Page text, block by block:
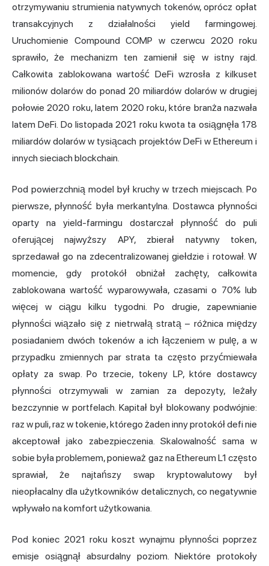
otrzymywaniu strumienia natywnych tokenów, oprócz opłat
transakcyjnych z działalności yield farmingowej.
Uruchomienie Compound COMP w czerwcu 2020 roku
sprawiło, że mechanizm ten zamienił się w istny rajd.
Całkowita zablokowana wartość DeFi wzrosła z kilkuset
milionów dolarów do ponad 20 miliardów dolarów w drugiej
połowie 2020 roku, latem 2020 roku, które branża nazwała
latem DeFi. Do listopada 2021 roku kwota ta osiągnęła 178
miliardów dolarów w tysiącach projektów DeFi w Ethereum i
innych sieciach blockchain.
Pod powierzchnią model był kruchy w trzech miejscach. Po
pierwsze, płynność była merkantylna. Dostawca płynności
oparty na yield-farmingu dostarczał płynność do puli
oferującej najwyższy APY, zbierał natywny token,
sprzedawał go na zdecentralizowanej giełdzie i rotował. W
momencie, gdy protokół obniżał zachęty, całkowita
zablokowana wartość wyparowywała, czasami o 70% lub
więcej w ciągu kilku tygodni. Po drugie, zapewnianie
płynności wiązało się z nietrwałą stratą – różnica między
posiadaniem dwóch tokenów a ich łączeniem w pulę, a w
przypadku zmiennych par strata ta często przyćmiewała
opłaty za swap. Po trzecie, tokeny LP, które dostawcy
płynności otrzymywali w zamian za depozyty, leżały
bezczynnie w portfelach. Kapitał był blokowany podwójnie:
raz w puli, raz w tokenie, którego żaden inny protokół defi nie
akceptował jako zabezpieczenia. Skalowalność sama w
sobie była problemem, ponieważ gaz na Ethereum L1 często
sprawiał, że najtańszy swap kryptowalutowy był
nieopłacalny dla użytkowników detalicznych, co negatywnie
wpływało na komfort użytkowania.
Pod koniec 2021 roku koszt wynajmu płynności poprzez
emisje osiągnął absurdalny poziom. Niektóre protokoły